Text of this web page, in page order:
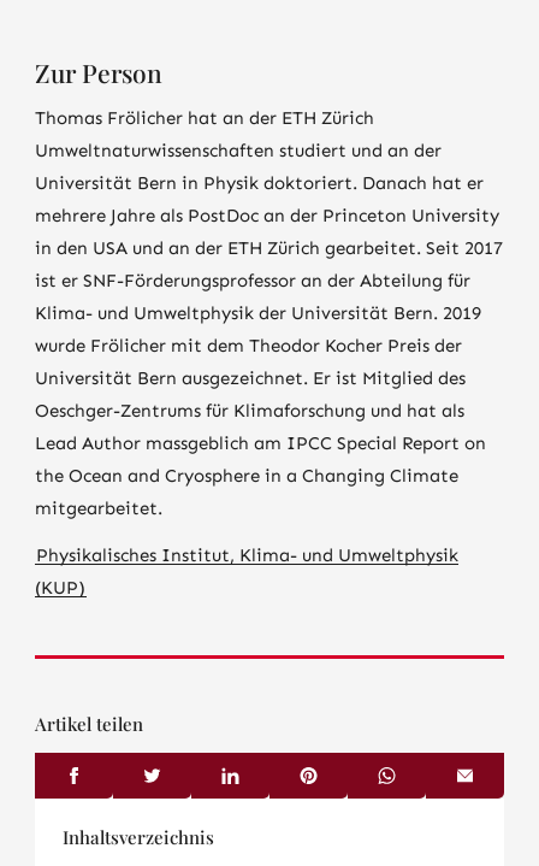
Zur Person
Thomas Frölicher hat an der ETH Zürich
Umweltnaturwissenschaften studiert und an der
Universität Bern in Physik doktoriert. Danach hat er
mehrere Jahre als PostDoc an der Princeton University
in den USA und an der ETH Zürich gearbeitet. Seit 2017
ist er SNF-Förderungsprofessor an der Abteilung für
Klima- und Umweltphysik der Universität Bern. 2019
wurde Frölicher mit dem Theodor Kocher Preis der
Universität Bern ausgezeichnet. Er ist Mitglied des
Oeschger-Zentrums für Klimaforschung und hat als
Lead Author massgeblich am IPCC Special Report on
the Ocean and Cryosphere in a Changing Climate
mitgearbeitet.
Physikalisches Institut, Klima- und Umweltphysik
(KUP)
Artikel teilen
Inhaltsverzeichnis